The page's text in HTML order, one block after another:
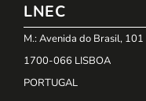
LNEC
M.: Avenida do Brasil, 101
1700-066 LISBOA
PORTUGAL